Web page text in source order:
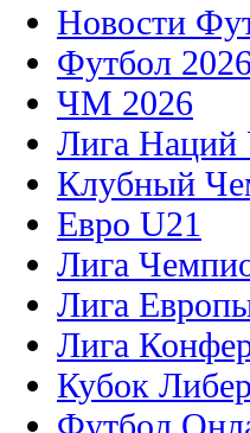
Новости
Футбол 2026
ЧМ 2026
Лига
Клубный
Евро U21
Лига
Лига
Лига
Кубок